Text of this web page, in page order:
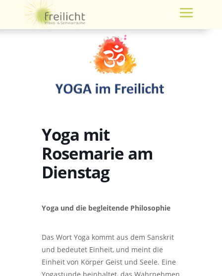
Yoga mit
Rosemarie am
Dienstag
Yoga und die begleitende Philosophie
Das Wort Yoga kommt aus dem Sanskrit
und bedeutet Einheit, und meint die
Einheit von Körper Geist und Seele. Eine